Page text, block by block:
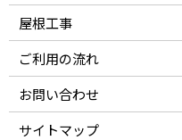
屋根工事
ご利用の流れ
お問い合わせ
サイトマップ